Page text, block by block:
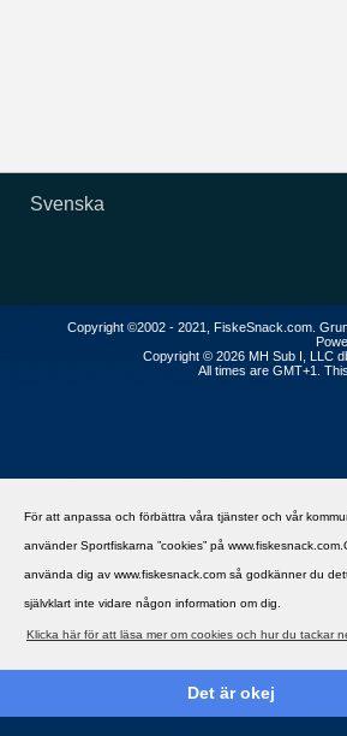
För att anpassa och förbättra våra tjänster och vår
använder Sportfiskarna ”cookies” på
använda dig av www.fiskesnack.com så godkänner du
självklart inte vidare någon information om dig.
Klicka här för att läsa mer om cookies och hur du tackar
Det är okej
Svenska
Copyright ©2002 - 2021, FiskeSnack.com.
Copyright © 2026 MH Sub I, LLC
All times are GMT+1.